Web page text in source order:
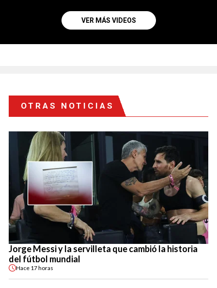
VER MÁS VIDEOS
OTRAS NOTICIAS
Jorge Messi y la servilleta que cambió la historia
del fútbol mundial
Hace 17 horas